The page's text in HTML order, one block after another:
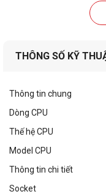
THÔNG SỐ KỸ
Thông tin chung
Dòng CPU
Thế hệ CPU
Model CPU
Thông tin chi tiết
Socket